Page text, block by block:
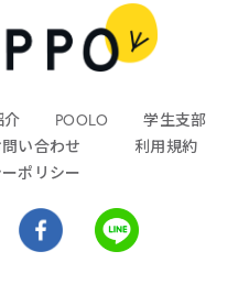
介 POOLO
学生支部
い合わせ
利用規約
ポリシー